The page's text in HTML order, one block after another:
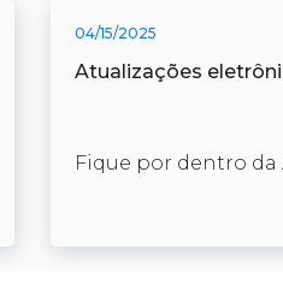
04/15/2025
Atualizações
Fique por dentro da